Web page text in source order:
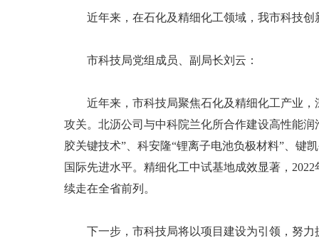
近年来，在石化及精细化工领域，我市科技创
市科技局党组成员、副局长刘云：
近年来，市科技局聚焦石化及精细化工产业，
攻关。北沥公司与中科院兰化所合作建设高性能
胶关键技术”、科安隆“锂离子电池负极材料”、键
国际先进水平。精细化工中试基地成效显著，
续走在全省前列。
下一步，市科技局将以项目建设为引领，努力